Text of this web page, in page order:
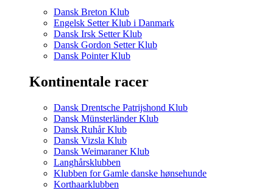
Dansk Breton Klub
Engelsk Setter Klub i Danmark
Dansk Irsk Setter Klub
Dansk Gordon Setter Klub
Dansk Pointer Klub
Kontinentale racer
Dansk Drentsche Patrijshond Klub
Dansk Münsterländer Klub
Dansk Ruhår Klub
Dansk Vizsla Klub
Dansk Weimaraner Klub
Langhårsklubben
Klubben for Gamle danske hønsehunde
Korthaarklubben